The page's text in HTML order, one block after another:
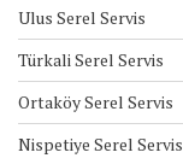
Ulus Serel Servis
Türkali Serel Servis
Ortaköy Serel Servis
Nispetiye Serel Servis